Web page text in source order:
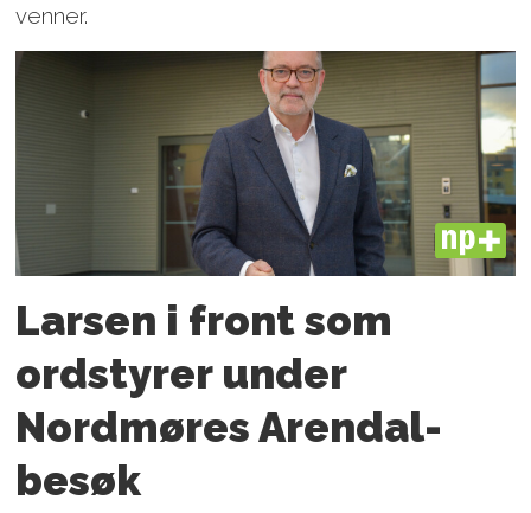
venner.
PLUS
Larsen i front som
ordstyrer under
Nordmøres Arendal-
besøk